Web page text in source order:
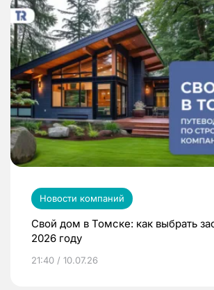
Новости компаний
Свой дом в Томске: как выбрать
2026 году
21:40 / 10.07.26